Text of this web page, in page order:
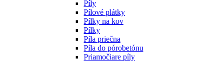
Píly
Pílové plátky
Pílky na kov
Pílky
Píla priečna
Píla do pórobetónu
Priamočiare píly